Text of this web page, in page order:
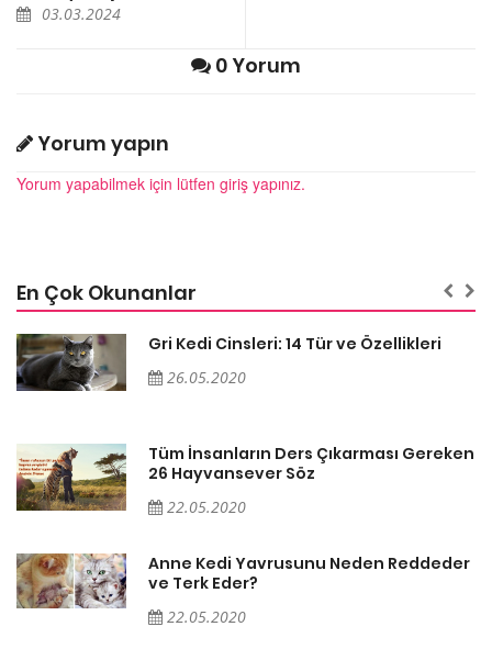
03.03.2024
0 Yorum
Yorum yapın
Yorum yapabilmek için lütfen giriş yapınız.
En Çok Okunanlar
Gri Kedi Cinsleri: 14 Tür ve Özellikleri
26.05.2020
Tüm İnsanların Ders Çıkarması Gereken
26 Hayvansever Söz
22.05.2020
Anne Kedi Yavrusunu Neden Reddeder
ve Terk Eder?
22.05.2020